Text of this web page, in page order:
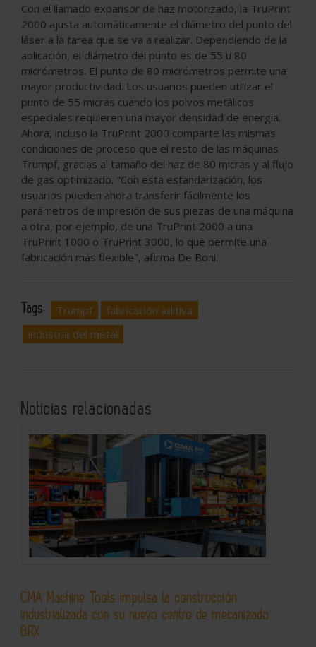
Con el llamado expansor de haz motorizado, la TruPrint
2000 ajusta automáticamente el diámetro del punto del
láser a la tarea que se va a realizar. Dependiendo de la
aplicación, el diámetro del punto es de 55 u 80
micrómetros. El punto de 80 micrómetros permite una
mayor productividad. Los usuarios pueden utilizar el
punto de 55 micras cuando los polvos metálicos
especiales requieren una mayor densidad de energía.
Ahora, incluso la TruPrint 2000 comparte las mismas
condiciones de proceso que el resto de las máquinas
Trumpf, gracias al tamaño del haz de 80 micras y al flujo
de gas optimizado. "Con esta estandarización, los
usuarios pueden ahora transferir fácilmente los
parámetros de impresión de sus piezas de una máquina
a otra, por ejemplo, de una TruPrint 2000 a una
TruPrint 1000 o TruPrint 3000, lo que permite una
fabricación más flexible", afirma De Boni.
Tags: Trumpf
fabricación aditiva
industria del metal
Noticias relacionadas
CMA Machine Tools impulsa la construcción
industrializada con su nuevo centro de mecanizado
BRX